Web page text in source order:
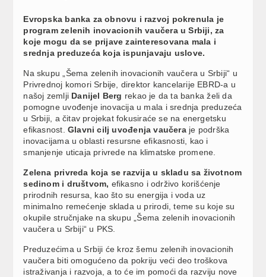
Evropska banka za obnovu i razvoj pokrenula je
program zelenih inovacionih vaučera u Srbiji, za
koje mogu da se prijave zainteresovana mala i
srednja preduzeća koja ispunjavaju uslove.
Na skupu „Šema zelenih inovacionih vaučera u Srbiji“ u
Privrednoj komori Srbije, direktor kancelarije EBRD-a u
našoj zemlji Danijel Berg rekao je da ta banka želi da
pomogne uvođenje inovacija u mala i srednja preduzeća
u Srbiji, a čitav projekat fokusiraće se na energetsku
efikasnost. Glavni cilj uvođenja vaučeraje podrška
inovacijama u oblasti resursne efikasnosti, kao i
smanjenje uticaja privrede na klimatske promene.
Zelena privreda koja se razvija u skladu sa životnom
sedinom i društvom, efikasno i održivo korišćenje
prirodnih resursa, kao što su energija i voda uz
minimalno remećenje sklada u prirodi, teme su koje su
okupile stručnjake na skupu „Šema zelenih inovacionih
vaučera u Srbiji“ u PKS.
Preduzećima u Srbiji će kroz šemu zelenih inovacionih
vaučera biti omogućeno da pokriju veći deo troškova
istraživanja i razvoja, a to će im pomoći da razviju nove